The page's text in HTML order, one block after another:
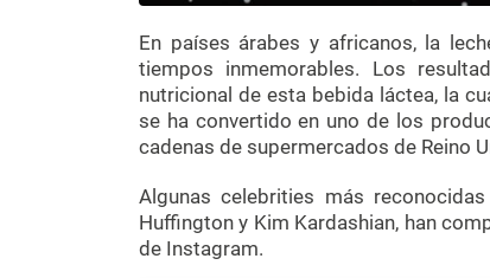
En países árabes y africanos, la
tiempos inmemorables. Los
nutricional de esta bebida láctea, la
se ha convertido en uno de los
cadenas de supermercados de Reino
Algunas celebrities más
Huffington y Kim Kardashian, han
de Instagram.